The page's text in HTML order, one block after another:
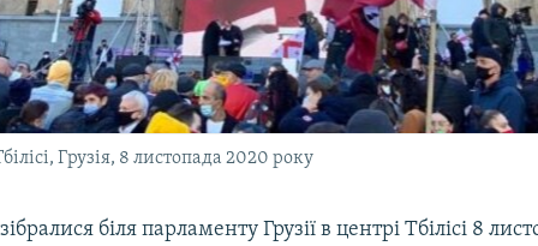
Грузія, 8 листопада 2020 року
біля парламенту Грузії в центрі Тбілісі 8